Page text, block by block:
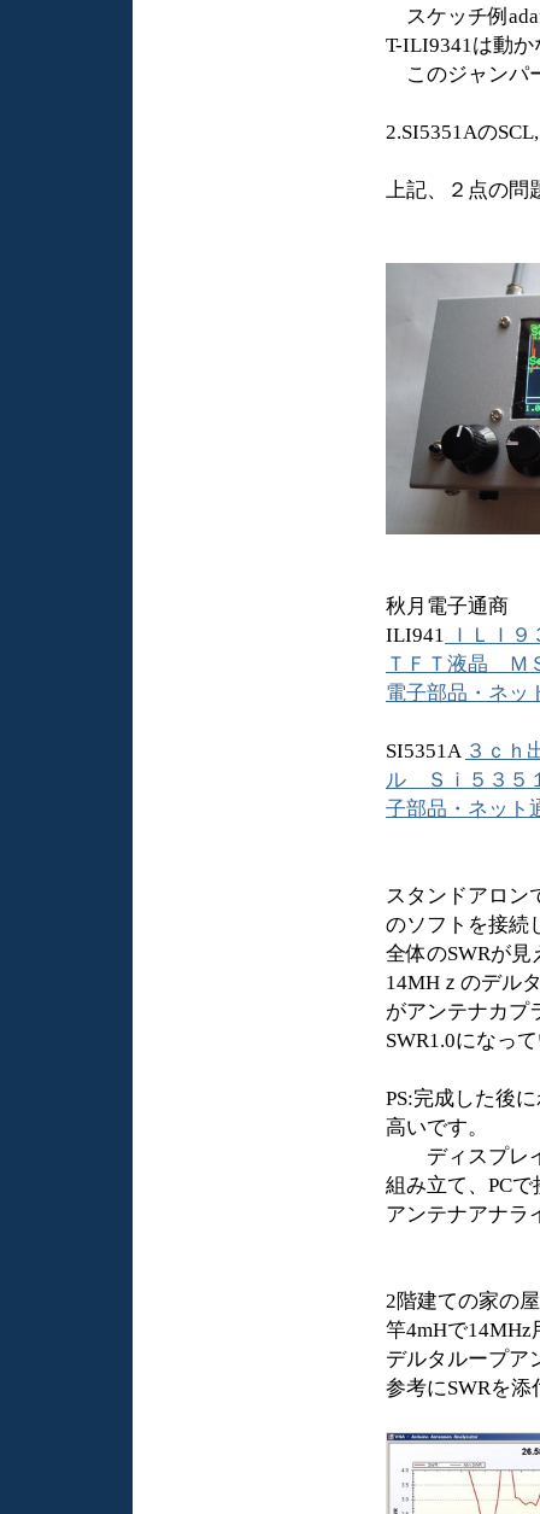
スケッチ例
T-ILI9341は動か
このジャンパ
2.SI5351Aの
上記、２点の問
秋月電子通商
ILI941 ＩＬＩ
ＴＦＴ液晶 Ｍ
電子部品・ネッ
SI5351A ３ｃｈ
ル Ｓｉ５３５
子部品・ネット
スタンドアロン
のソフトを接続
全体のSWRが
14MHｚのデル
がアンテナカプ
SWR1.0になっ
PS:完成した後
高いです。
ディスプレイ
組み立て、PC
アンテナアナラ
2階建ての家の
竿4mHで14MHz
デルタループア
参考にSWRを添